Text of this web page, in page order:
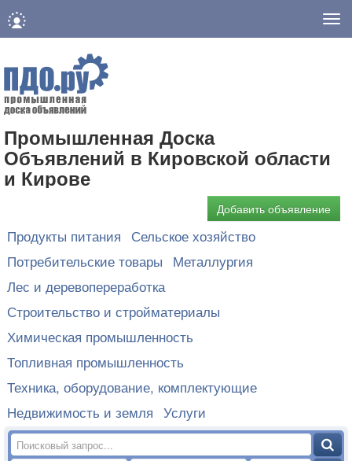
Промышленная Доска
Объявлений в Кировской области
и Кирове
Добавить объявление
Продукты питания Сельское хозяйство
Потребительские товары Металлургия
Лес и деревопереработка
Строительство и стройматериалы
Химическая промышленность
Топливная промышленность
Техника, оборудование, комплектующие
Недвижимость и земля Услуги